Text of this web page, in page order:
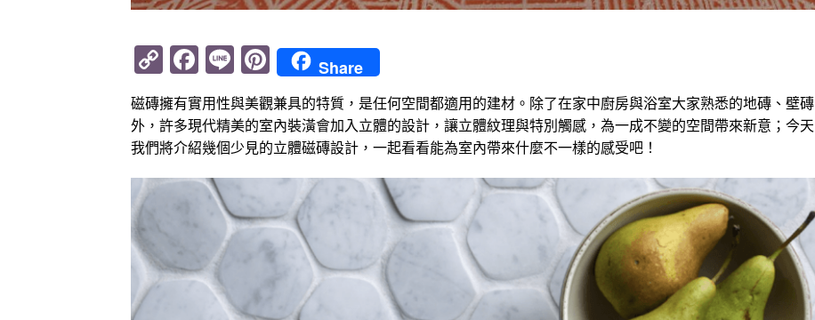
Copy
Link
Facebook
LinePinterest
Share
磁磚擁有實用性與美觀兼具的特質，是任何空間都適用的建材。除了在家中廚房與浴室大家熟悉的地磚、壁磚
外，許多現代精美的室內裝潢會加入立體的設計，讓立體紋理與特別觸感，為一成不變的空間帶來新意；今天
我們將介紹幾個少見的立體磁磚設計，一起看看能為室內帶來什麼不一樣的感受吧！